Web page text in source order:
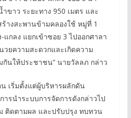
ขาว ระยะทาง 950 เมตร และ
างสะพานข้ามคลองใช้ หมู่ที่ 1
กลง แยกเข้าซอย 3 ไปออกศาลา
ยความสะดวกและเกิดความ
นให้ประชาชน” นายวัลลภ กล่าว
เริ่มตั้งแต่ผู้บริหารผลักดัน
รนำระบบการจัดการดังกล่าวไป
ติดตามผล และปรับปรุง ทบทวน